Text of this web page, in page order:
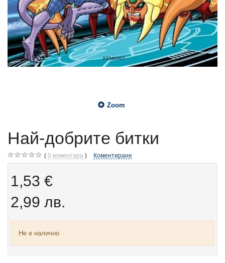
Zoom
Най-добрите битки
0 коментара Коментиране
1,53 €
2,99 лв.
Не е налично